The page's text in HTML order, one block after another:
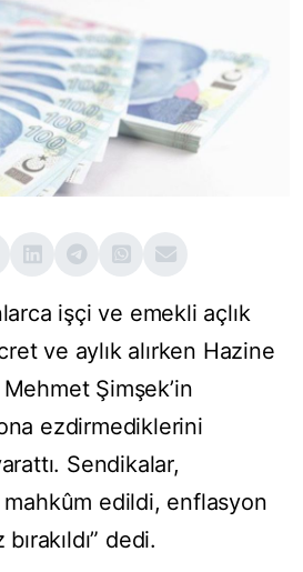
işçi ve emekli açlık
ve aylık alırken Hazine
Şimşek’in
ezdirmediklerini
Sendikalar,
mahkûm edildi, enflasyon
dedi.